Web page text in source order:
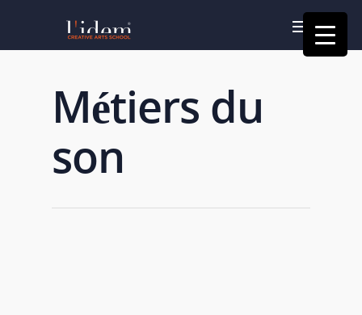
Métiers du
son